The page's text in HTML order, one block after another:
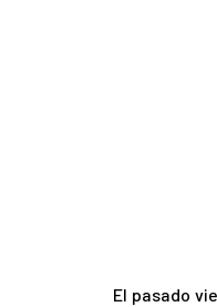
El pasado